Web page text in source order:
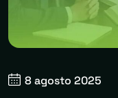
8 agosto 2025